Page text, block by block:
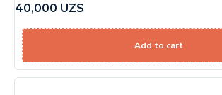
40,000 UZS
Add to cart